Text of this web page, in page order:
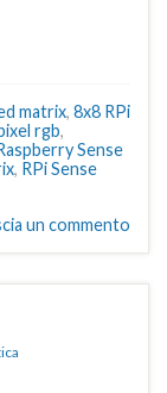
matrix, 8x8 RPi
rgb,
Sense
, RPi Sense
un commento